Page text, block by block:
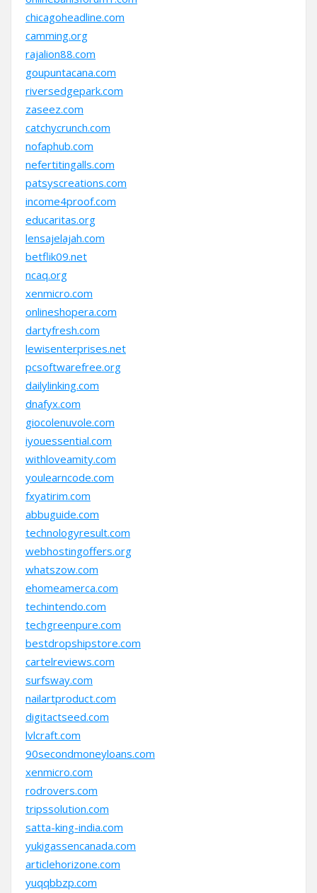
chicagoheadline.com
camming.org
rajalion88.com
goupuntacana.com
riversedgepark.com
zaseez.com
catchycrunch.com
nofaphub.com
nefertitingalls.com
patsyscreations.com
income4proof.com
educaritas.org
lensajelajah.com
betflik09.net
ncaq.org
xenmicro.com
onlineshopera.com
dartyfresh.com
lewisenterprises.net
pcsoftwarefree.org
dailylinking.com
dnafyx.com
giocolenuvole.com
iyouessential.com
withloveamity.com
youlearncode.com
fxyatirim.com
abbuguide.com
technologyresult.com
webhostingoffers.org
whatszow.com
ehomeamerca.com
techintendo.com
techgreenpure.com
bestdropshipstore.com
cartelreviews.com
surfsway.com
nailartproduct.com
digitactseed.com
lvlcraft.com
90secondmoneyloans.com
xenmicro.com
rodrovers.com
tripssolution.com
satta-king-india.com
yukigassencanada.com
articlehorizone.com
yuqqbbzp.com